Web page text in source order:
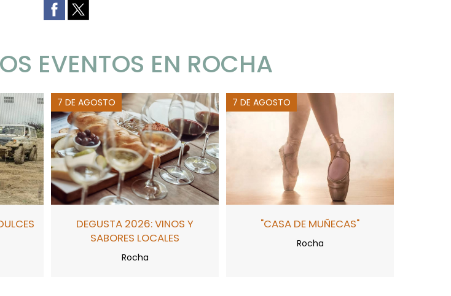
EVENTOS EN ROCHA
7 DE AGOSTO
DEGUSTA 2026: VINOS Y
SABORES LOCALES
Rocha
7 DE AGOSTO
"CASA DE MUÑECAS"
Rocha